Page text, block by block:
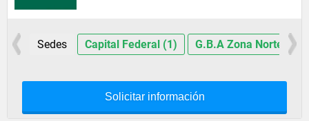
Sedes Capital Federal (1) G.B.A Zona Norte (2)
Solicitar información